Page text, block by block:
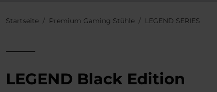
Startseite Premium Gaming Stühle LEGEND SERIES
LEGEND Black Edition